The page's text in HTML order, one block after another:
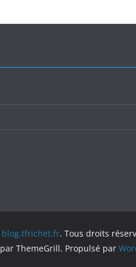
blog.tfrichet.fr. Tous droits
par ThemeGrill. Propulsé par